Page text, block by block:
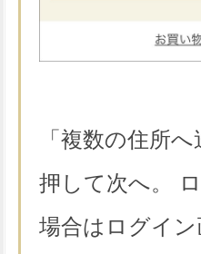
「複数の住所
押して次へ。
場合はログイ